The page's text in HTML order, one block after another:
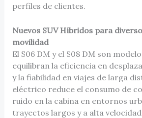
perfiles de clientes.
Nuevos SUV Híbridos para
movilidad
El S06 DM y el S08 DM son
equilibran la eficiencia en
y la fiabilidad en viajes de larga
eléctrico reduce el consumo de
ruido en la cabina en entornos
trayectos largos y a alta